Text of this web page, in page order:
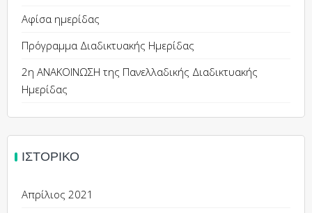
Αφίσα ημερίδας
Πρόγραμμα Διαδικτυακής Ημερίδας
2η ΑΝΑΚΟΙΝΩΣΗ της Πανελλαδικής Διαδικτυακής
Ημερίδας
ΙΣΤΟΡΙΚΌ
Απρίλιος 2021